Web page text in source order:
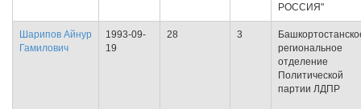
РОССИЯ"
Шарипов Айнур
Гамилович
1993-09-
19
28 3
региональное
отделение
Политической
партии ЛДПР